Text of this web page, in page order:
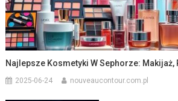
Najlepsze Kosmetyki W Sephorze:
2025-06-24 nouveaucontour.com.pl